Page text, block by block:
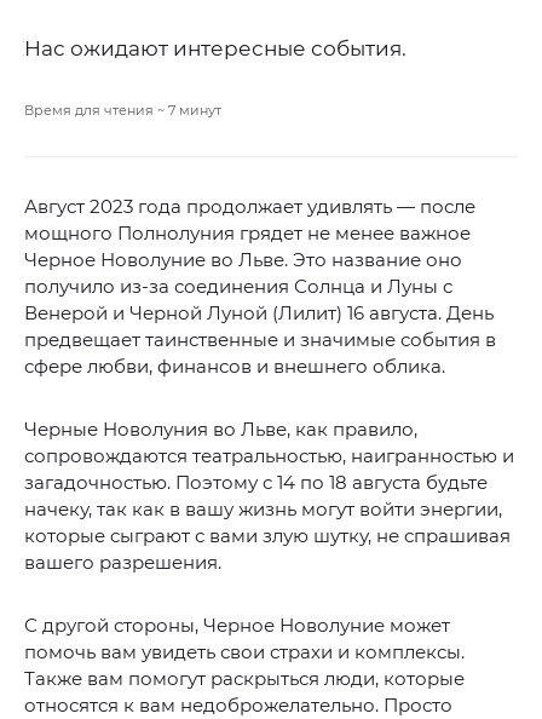
Нас ожидают интересные события.
Время для чтения ~ 7 минут
Август 2023 года продолжает удивлять — после
мощного Полнолуния грядет не менее важное
Черное Новолуние во Льве. Это название оно
получило из-за соединения Солнца и Луны с
Венерой и Черной Луной (Лилит) 16 августа. День
предвещает таинственные и значимые события в
сфере любви, финансов и внешнего облика.
Черные Новолуния во Льве, как правило,
сопровождаются театральностью, наигранностью и
загадочностью. Поэтому с 14 по 18 августа будьте
начеку, так как в вашу жизнь могут войти энергии,
которые сыграют с вами злую шутку, не спрашивая
вашего разрешения.
С другой стороны, Черное Новолуние может
помочь вам увидеть свои страхи и комплексы.
Также вам помогут раскрыться люди, которые
относятся к вам недоброжелательно. Просто